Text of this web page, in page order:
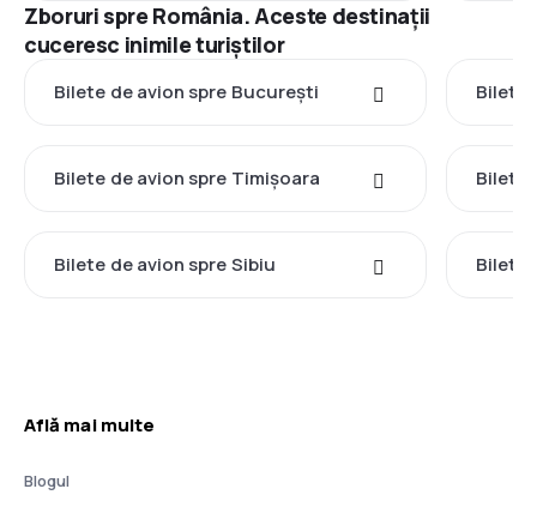
Zboruri spre România. Aceste destinații
cuceresc inimile turiștilor
Bilete de avion spre București Bilete
Bilete de avion spre Timișoara Bilete
Bilete de avion spre Sibiu Bilete
Află mai multe
Blogul